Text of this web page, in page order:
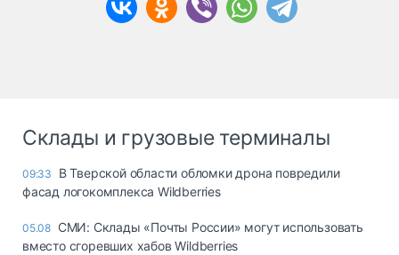
Склады и грузовые терминалы
09:33
В Тверской области обломки дрона повредили
фасад логокомплекса Wildberries
05.08 СМИ: Склады «Почты России» могут использовать
вместо сгоревших хабов Wildberries